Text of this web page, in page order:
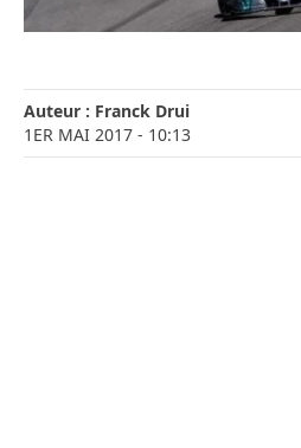
Auteur : Franck Drui
1ER MAI 2017 - 10:13